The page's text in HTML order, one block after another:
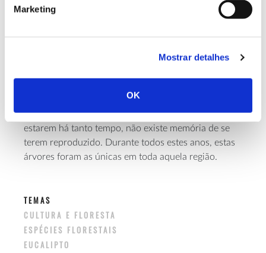
Marketing
Mostrar detalhes
OK
entre 1945 e 1950. Hoje, os dois eucaliptos que
foram preservados têm um porte considerável, mas
e trovoadas, e já muitas descargas atmosféricas
caíram sobre eles, destrocando as suas copas, mas,
mesmo assim, mantêm-se firmes naquele local.
Curiosamente, apesar deestes eucaliptosaqui
estarem há tanto tempo, não existe memória de se
terem reproduzido. Durante todos estes anos, estas
árvores foram as únicas em toda aquela região.
TEMAS
CULTURA E FLORESTA
ESPÉCIES FLORESTAIS
EUCALIPTO